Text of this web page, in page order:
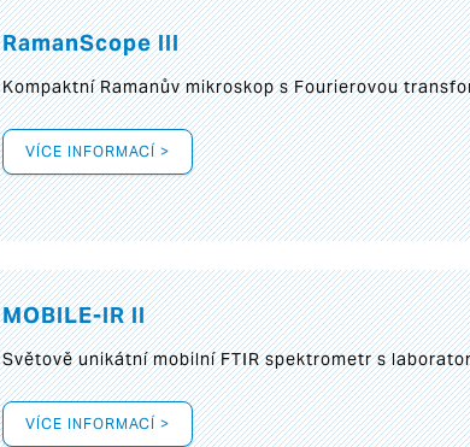
RamanScope III
Kompaktní Ramanův mikroskop s Fourierovou
VÍCE INFORMACÍ >
MOBILE-IR II
Světově unikátní mobilní FTIR spektrometr s
VÍCE INFORMACÍ >